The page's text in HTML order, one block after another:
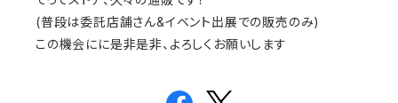
(普段は委託店舗さん&イベント出展での販売のみ)
この機会にに是非是非、よろしくお願いします